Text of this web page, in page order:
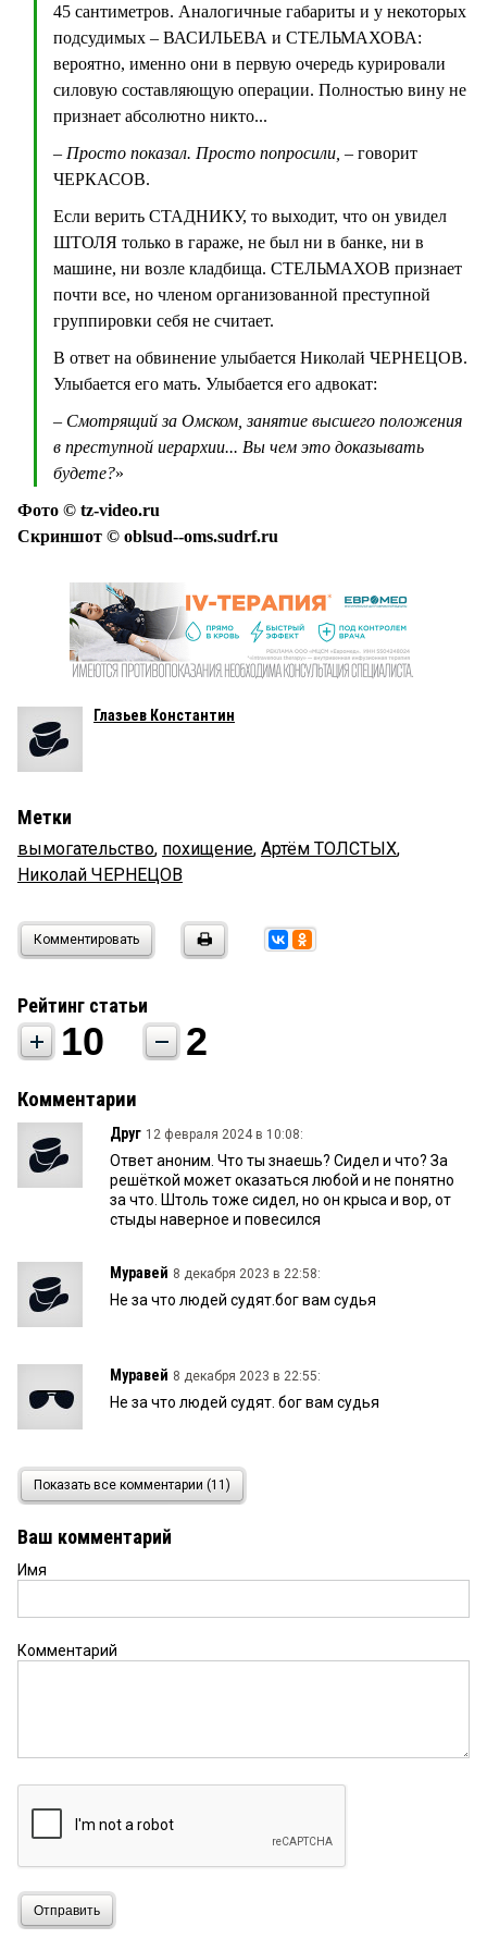
45 сантиметров. Аналогичные габариты и у некоторых
подсудимых – ВАСИЛЬЕВА и СТЕЛЬМАХОВА:
вероятно, именно они в первую очередь курировали
силовую составляющую операции. Полностью вину не
признает абсолютно никто...
– Просто показал. Просто попросили, – говорит
ЧЕРКАСОВ.
Если верить СТАДНИКУ, то выходит, что он увидел
ШТОЛЯ только в гараже, не был ни в банке, ни в
машине, ни возле кладбища. СТЕЛЬМАХОВ признает
почти все, но членом организованной преступной
группировки себя не считает.
В ответ на обвинение улыбается Николай ЧЕРНЕЦОВ.
Улыбается его мать. Улыбается его адвокат:
– Смотрящий за Омском, занятие высшего положения
в преступной иерархии... Вы чем это доказывать
будете?»
Фото © tz-video.ru
Скриншот © oblsud--oms.sudrf.ru
Глазьев Константин
Метки
вымогательство, похищение, Артём ТОЛСТЫХ,
Николай ЧЕРНЕЦОВ
Комментировать
Рейтинг статьи
10 2
Комментарии
Друг 12 февраля 2024 в 10:08:
Ответ аноним. Что ты знаешь? Сидел и что? За
решёткой может оказаться любой и не понятно
за что. Штоль тоже сидел, но он крыса и вор, от
стыды наверное и повесился
Муравей 8 декабря 2023 в 22:58:
Не за что людей судят.бог вам судья
Муравей 8 декабря 2023 в 22:55:
Не за что людей судят. бог вам судья
Друг 15 июня 2023 в 16:32:
Ответ Анониму, что ты знаешь? И, что то, что
сидел, смотри сам не паподи в немилость
силовикам, умные все такие,
город.смотрящие ха. Задайте вопросом мужиков
кто то греет в зонах.у этих ребят одна ст 209 и
Аноним 6 июня 2023 в 20:47:
Я лично знаю тех о ком тут написано и я уверен
совести. И ни слова о том что главный фигурант
уже сидел. Таких пожизненно судить надо
Друг
Не понятно никому, как суд принял это дело,
Показать все комментарии (11)
Ваш комментарий
Имя
Комментарий
Отправить